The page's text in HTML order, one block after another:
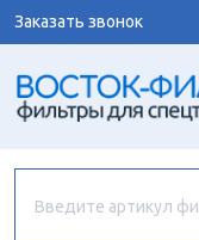
Заказать звонок